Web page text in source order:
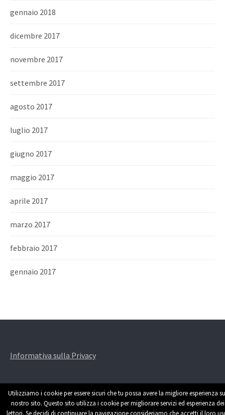
gennaio 2018
dicembre 2017
novembre 2017
settembre 2017
agosto 2017
luglio 2017
giugno 2017
maggio 2017
aprile 2017
marzo 2017
febbraio 2017
gennaio 2017
Informativa sulla Privacy
Utilizziamo i cookie per essere sicuri che tu possa avere la migliore esperienza
nostro sito. Questo sito utilizza i cookie per migliorare servizi ed esperienza dei
lettori. Se decidi di continuare la navigazione consideriamo che accetti il loro